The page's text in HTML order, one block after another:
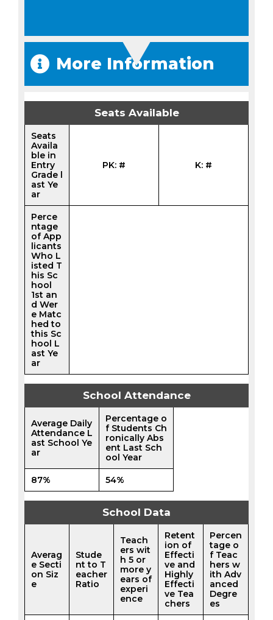
More Information
Seats Available
Seats
Availa
ble in
Entry
Grade l
ast Ye
ar
PK: # K: #
Perce
ntage
of App
licants
Who L
isted T
his Sc
hool
1st an
d Wer
e Matc
hed to
this Sc
hool L
ast Ye
ar
School Attendance
Average Daily
Attendance L
ast School Ye
ar
Percentage o
f Students Ch
ronically Abs
ent Last Sch
ool Year
87% 54%
School Data
Averag
e Secti
on Siz
e
Stude
nt to T
eacher
Ratio
Teach
ers wit
h 5 or
more y
ears of
experi
ence
Retent
ion of
Effecti
ve and
Highly
Effecti
ve Tea
chers
Percen
tage o
f Teac
hers w
ith Adv
anced
Degre
es